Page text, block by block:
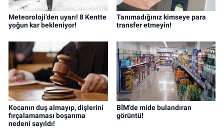
Meteoroloji'den uyarı! 8 Kentte
yoğun kar bekleniyor!
Tanımadığınız kimseye para
transfer etmeyin!
Kocanın duş almayıp, dişlerini
fırçalamaması boşanma
nedeni sayıldı!
BİM’de mide bulandıran
görüntü!